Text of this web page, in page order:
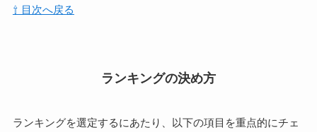
⇧ 目次へ戻る
ランキングの決め方
ランキングを選定するにあたり、以下の項目を重点的にチェ